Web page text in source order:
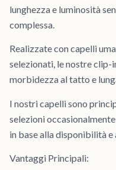
lunghezza e luminosità
complessa.
Realizzate con capelli
selezionati, le nostre clip-
morbidezza al tatto e
I nostri capelli sono
selezioni
in base alla disponibilità
Vantaggi Principali: